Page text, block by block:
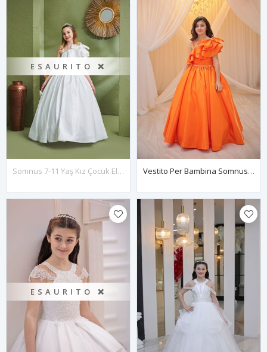
ESAURITO ❌
Somnus 7-11 Yaş Kız Çocuk Elbise 30156 Kırık Beyaz Vestito Per Bambina Somnus 7-11 Anni 30156 Arancione
ESAURITO ❌